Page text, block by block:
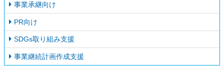
事業承継向け
PR向け
SDGs取り組み支援
事業継続計画作成支援